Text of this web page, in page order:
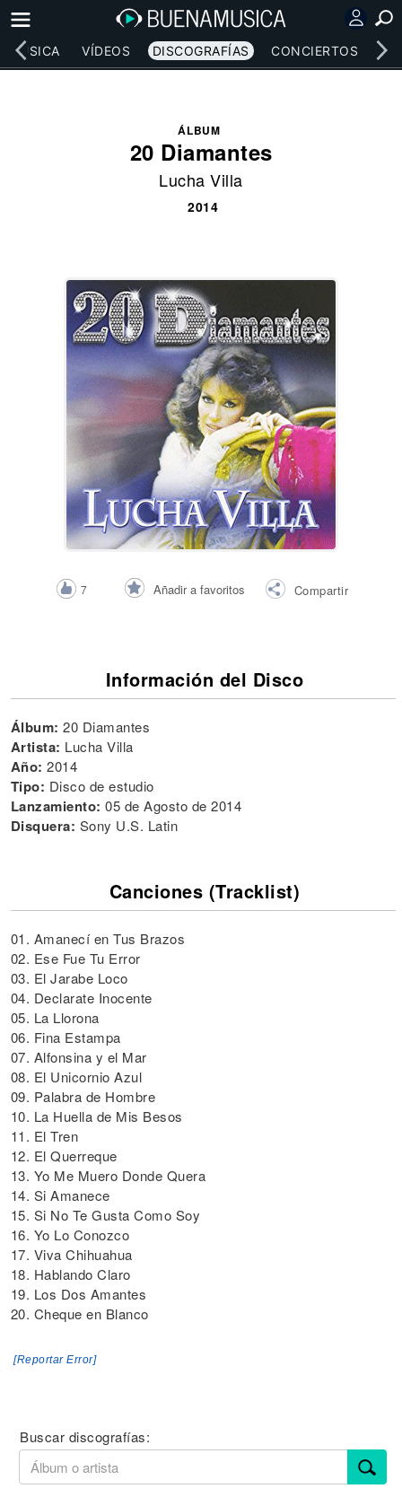
MÚSICA VÍDEOS DISCOGRAFÍAS CONCIERTOS
ÁLBUM
20 Diamantes
Lucha Villa
2014
7 Añadir a favoritos Compartir
Información del Disco
Álbum: 20 Diamantes
Artista: Lucha Villa
Año: 2014
Tipo: Disco de estudio
Lanzamiento: 05 de Agosto de 2014
Disquera: Sony U.S. Latin
Canciones (Tracklist)
01. Amanecí en Tus Brazos
02. Ese Fue Tu Error
03. El Jarabe Loco
04. Declarate Inocente
05. La Llorona
06. Fina Estampa
07. Alfonsina y el Mar
08. El Unicornio Azul
09. Palabra de Hombre
10. La Huella de Mis Besos
11. El Tren
12. El Querreque
13. Yo Me Muero Donde Quera
14. Si Amanece
15. Si No Te Gusta Como Soy
16. Yo Lo Conozco
17. Viva Chihuahua
18. Hablando Claro
19. Los Dos Amantes
20. Cheque en Blanco
[Reportar Error]
Buscar discografías: